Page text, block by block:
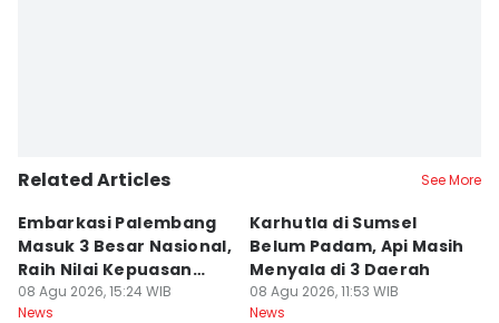
Related Articles See More
Embarkasi Palembang
Masuk 3 Besar Nasional,
Raih Nilai Kepuasan
86,65
08 Agu 2026, 15:24 WIB
News
Karhutla di Sumsel
Belum Padam, Api Masih
Menyala di 3 Daerah
08 Agu 2026, 11:53 WIB
News